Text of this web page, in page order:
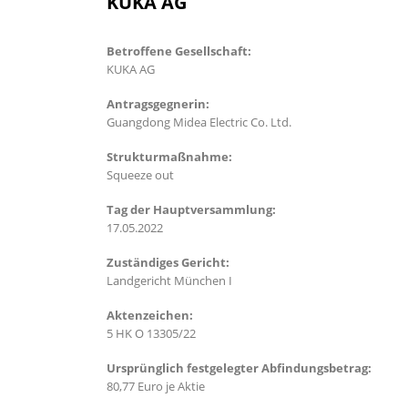
Betroffene Gesellschaft:
KUKA AG
Antragsgegnerin:
Guangdong Midea Electric Co. Ltd.
Strukturmaßnahme:
Squeeze out
Tag der Hauptversammlung:
17.05.2022
Zuständiges Gericht:
Landgericht München I
Aktenzeichen:
5 HK O 13305/22
Ursprünglich festgelegter Abfindungsbetrag:
80,77 Euro je Aktie